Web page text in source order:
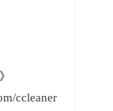
ccleaner